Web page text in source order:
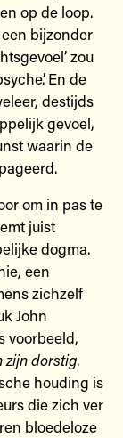
op de loop.
bijzonder
zou
En de
destijds
gevoel,
waarin de
om in pas te
juist
dogma.
een
zichzelf
John
voorbeeld,
zijn dorstig.
houding is
die zich ver
bloedeloze